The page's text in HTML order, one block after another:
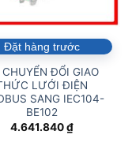
Đặt hàng trước
CHUYỂN ĐỔI GIAO
LƯỚI ĐIỆN
SANG IEC104-
BE102
4.641.840₫